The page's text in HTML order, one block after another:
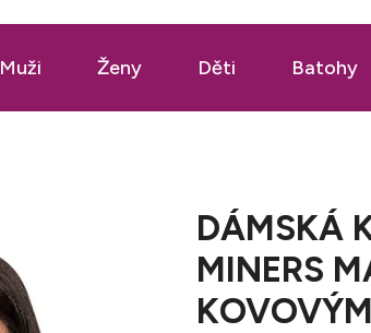
Muži Ženy Děti Batohy
DÁMSKÁ
MINERS